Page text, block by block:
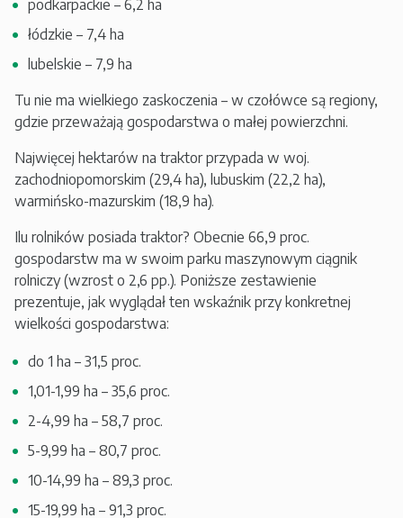
podkarpackie – 6,2 ha
łódzkie – 7,4 ha
lubelskie – 7,9 ha
Tu nie ma wielkiego zaskoczenia – w czołówce są regiony,
gdzie przeważają gospodarstwa o małej powierzchni.
Najwięcej hektarów na traktor przypada w woj.
zachodniopomorskim (29,4 ha), lubuskim (22,2 ha),
warmińsko-mazurskim (18,9 ha).
Ilu rolników posiada traktor? Obecnie 66,9 proc.
gospodarstw ma w swoim parku maszynowym ciągnik
rolniczy (wzrost o 2,6 pp.). Poniższe zestawienie
prezentuje, jak wyglądał ten wskaźnik przy konkretnej
wielkości gospodarstwa:
do 1 ha – 31,5 proc.
1,01-1,99 ha – 35,6 proc.
2-4,99 ha – 58,7 proc.
5-9,99 ha – 80,7 proc.
10-14,99 ha – 89,3 proc.
15-19,99 ha – 91,3 proc.